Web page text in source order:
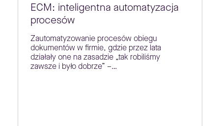
ECM: inteligentna automatyzacja
procesów
Zautomatyzowanie procesów obiegu
dokumentów w firmie, gdzie przez lata
działały one na zasadzie „tak robiliśmy
zawsze i było dobrze” –…